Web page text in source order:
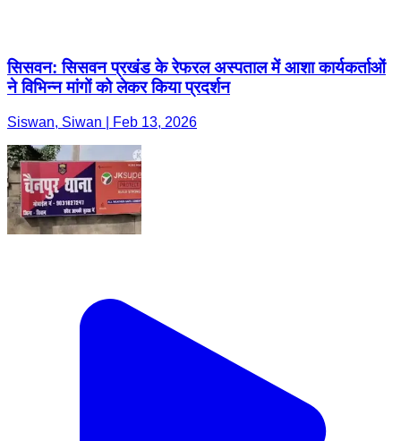
सिसवन: सिसवन प्रखंड के रेफरल अस्पताल में आशा कार्यकर्ताओं
ने विभिन्न मांगों को लेकर किया प्रदर्शन
Siswan, Siwan | Feb 13, 2026